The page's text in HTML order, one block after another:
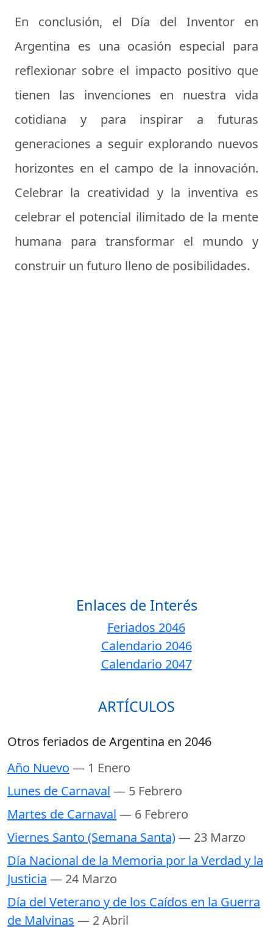
En conclusión, el Día del Inventor en
Argentina es una ocasión especial para
reflexionar sobre el impacto positivo que
tienen las invenciones en nuestra vida
cotidiana y para inspirar a futuras
generaciones a seguir explorando nuevos
horizontes en el campo de la innovación.
Celebrar la creatividad y la inventiva es
celebrar el potencial ilimitado de la mente
humana para transformar el mundo y
construir un futuro lleno de posibilidades.
Enlaces de Interés
Feriados 2046
Calendario 2046
Calendario 2047
ARTÍCULOS
Otros feriados de Argentina en 2046
Año Nuevo — 1 Enero
Lunes de Carnaval — 5 Febrero
Martes de Carnaval — 6 Febrero
Viernes Santo (Semana Santa)— 23 Marzo
Día Nacional de la Memoria por la Verdad y la
Justicia — 24 Marzo
Día del Veterano y de los Caídos en la Guerra
de Malvinas — 2 Abril